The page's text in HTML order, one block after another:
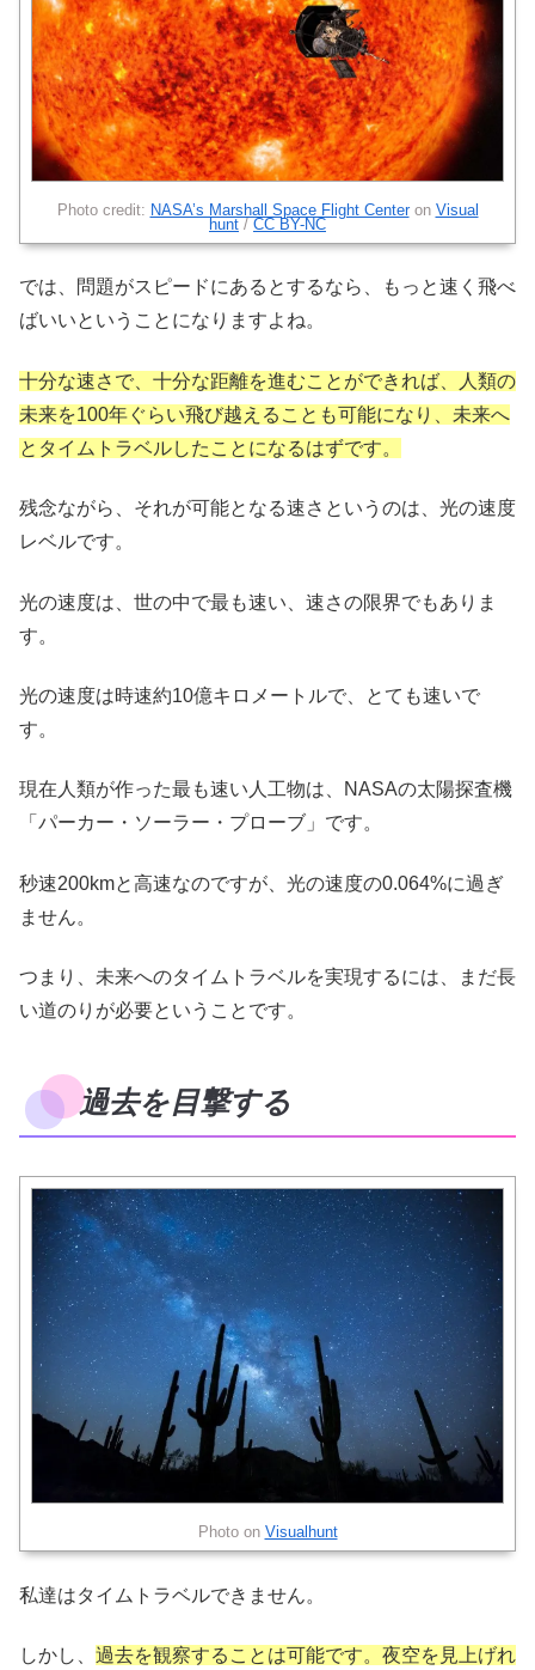
Photo credit: NASA’s Marshall Space Flight Centeron Visual
hunt / CC BY-NC
では、問題がスピードにあるとするなら、もっと速く飛べ
ばいいということになりますよね。
十分な速さで、十分な距離を進むことができれば、人類の
未来を100年ぐらい飛び越えることも可能になり、未来へ
とタイムトラベルしたことになるはずです。
残念ながら、それが可能となる速さというのは、光の速度
レベルです。
光の速度は、世の中で最も速い、速さの限界でもありま
す。
光の速度は時速約10億キロメートルで、とても速いで
す。
現在人類が作った最も速い人工物は、NASAの太陽探査機
「パーカー・ソーラー・プローブ」です。
秒速200kmと高速なのですが、光の速度の0.064%に過ぎ
ません。
つまり、未来へのタイムトラベルを実現するには、まだ長
い道のりが必要ということです。
過去を目撃する
Photo on Visualhunt
私達はタイムトラベルできません。
しかし、 過去を観察することは可能です。夜空を見上げれ